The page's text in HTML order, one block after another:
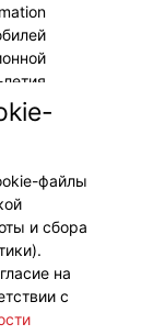
об
в
файлы
и сбора
на
с